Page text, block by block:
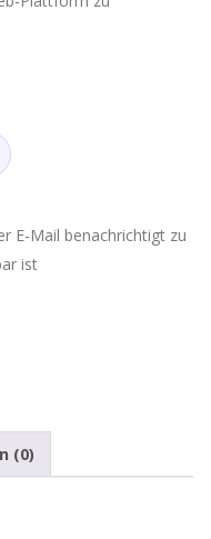
E-Mail benachrichtigt zu
ist
(0)